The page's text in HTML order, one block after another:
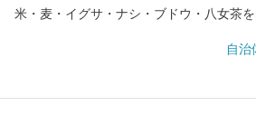
米・麦・イグサ・ナシ・ブドウ・八女茶を
致にも力を入れ、たくさんの製造業企業
自治